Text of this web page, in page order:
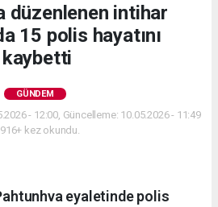
düzenlenen intihar
15 polis hayatını
kaybetti
GÜNDEM
- 12:00, Güncelleme: 10.05.2026 - 11:49
kez okundu.
eyaletinde polis